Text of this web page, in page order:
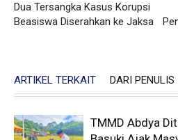
Dua Tersangka Kasus Korupsi
Beasiswa Diserahkan ke Jaksa
ARTIKEL TERKAIT DARI PENULIS
TMMD Abdya